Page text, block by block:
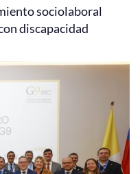
sociolaboral
discapacidad